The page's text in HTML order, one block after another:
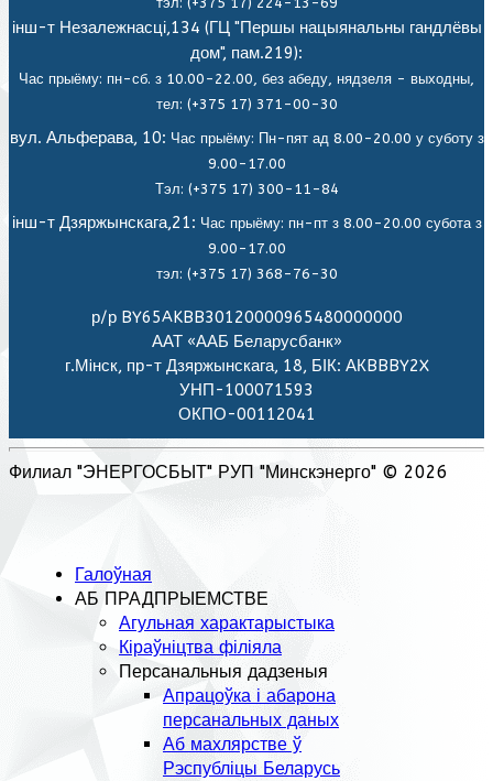
інш-т Незалежнасці,134 (ГЦ "Першы нацыянальны гандлёвы
дом", пам.219):
Час прыёму: пн-сб. з 10.00-22.00, без абеду, нядзеля - выходны,
тел: (+375 17) 371-00-30
вул. Альферава, 10: Час прыёму: Пн-пят ад 8.00-20.00 у суботу з
9.00-17.00
Тэл: (+375 17) 300-11-84
інш-т Дзяржынскага,21: Час прыёму: пн-пт з 8.00-20.00 субота з
9.00-17.00
тэл: (+375 17) 368-76-30
р/р BY65AKBB30120000965480000000
ААТ «ААБ Беларусбанк»
г.Мiнск, пр-т Дзяржынскага, 18, БІК: АКBBBY2X
УНП-100071593
ОКПО-00112041
Филиал "ЭНЕРГОСБЫТ" РУП "Минскэнерго" © 2026
Галоўная
АБ ПРАДПРЫЕМСТВЕ
Агульная характарыстыка
Кіраўніцтва філіяла
Персанальныя дадзеныя
Апрацоўка і абарона
персанальных даных
Аб махлярстве ў
Рэспубліцы Беларусь